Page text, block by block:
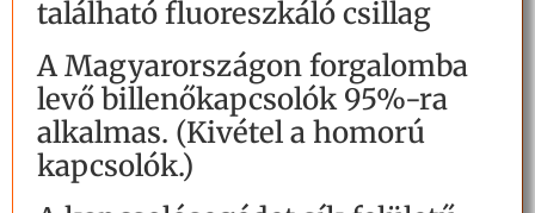
található fluoreszkáló csillag
A Magyarországon forgalomba
levő billenőkapcsolók 95%-ra
alkalmas. (Kivétel a homorú
kapcsolók.)